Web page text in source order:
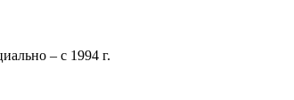
– с 1994 г.